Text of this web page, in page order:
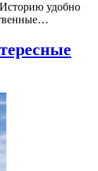
удобно